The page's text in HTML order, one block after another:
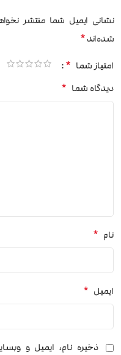
نشانی ایمیل شما منتشر
شده‌اند*
امتیاز شما *
دیدگاه شما *
نام *
ایمیل *
ذخیره نام، ایمیل و